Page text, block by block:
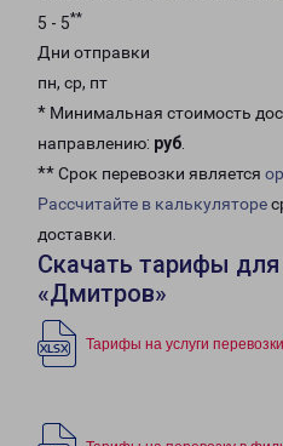
5 - 5**
Дни отправки
пн, ср, пт
* Минимальная стоимость
направлению: руб.
** Срок перевозки является
Рассчитайте в калькуляторе
доставки.
Скачать тарифы
«Дмитров»
Тарифы на услуги перевозки